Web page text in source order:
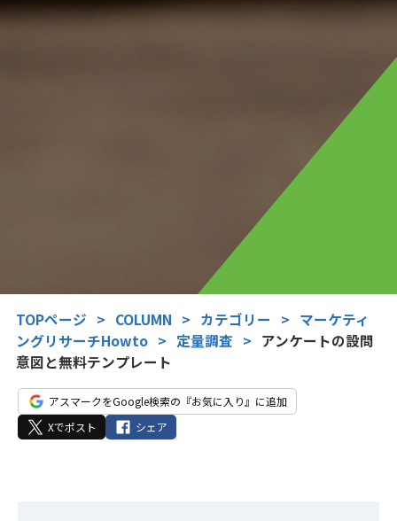
TOPページ > COLUMN > カテゴリー > マーケティ
ングリサーチHowto > 定量調査 > アンケートの設問
意図と無料テンプレート
アスマークをGoogle検索の『お気に入り』に追加
Xでポスト
シェア